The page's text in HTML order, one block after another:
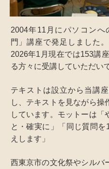
2004年11月にパソコンへ
門」講座で発足しました
2026年1月現在では153講
る方々に受講していただい
テキストは設立から当講
し、テキストを見ながら操
しています。モットーは「
と・確実に」「同じ質問
えします」
西東京市の文化祭やシルバ